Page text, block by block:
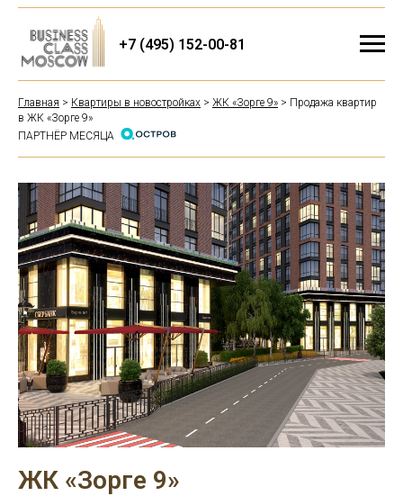
+7 (495) 152-00-81
Главная > Квартиры в новостройках > ЖК «Зорге 9» > Продажа квартир
в ЖК «Зорге 9»
ПАРТНЁР МЕСЯЦА
ЖК «Зорге 9»